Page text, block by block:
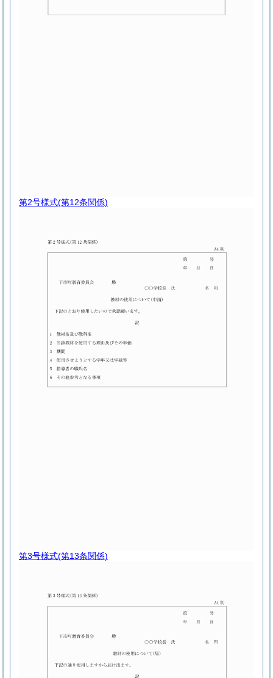
第2号様式(第12条関係)
第3号様式(第13条関係)